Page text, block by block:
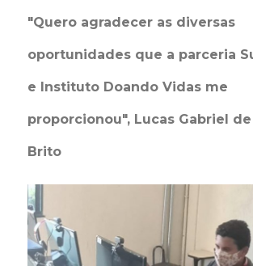
"Quero agradecer as diversas
oportunidades que a parceria
e Instituto Doando Vidas me
proporcionou", Lucas Gabriel
Brito